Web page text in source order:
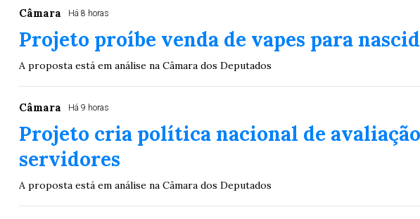
Câmara Há 8 horas
Projeto proíbe venda de vapes para
A proposta está em análise na Câmara dos Deputados
Câmara Há 9 horas
Projeto cria política nacional de
servidores
A proposta está em análise na Câmara dos Deputados